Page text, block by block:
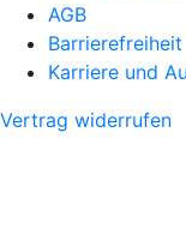
AGB
Barrierefreiheit
Karriere und
Vertrag widerrufen